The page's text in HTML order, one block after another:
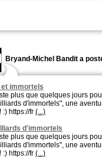
Bryand-Michel Bandit a
et immortels
plus que quelques jours
d'immortels", une
:) https://fr (...)
d'immortels
plus que quelques jours
d'immortels", une
:) https://fr (...)